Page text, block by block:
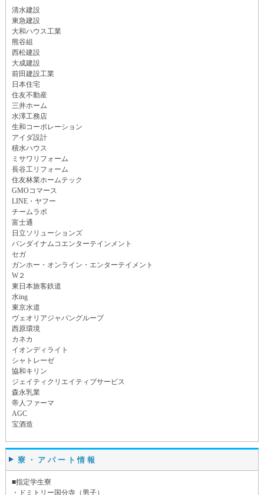
清水建設
東急建設
大和ハウス工業
熊谷組
西松建設
大成建設
前田建設工業
日本住宅
住友不動産
三井ホーム
水澤工務店
生和コーポレーション
アイダ設計
積水ハウス
ミサワリフォーム
長谷工リフォーム
住友林業ホームテック
GMOコマース
LINE・ヤフー
チームラボ
富士通
日立ソリューションズ
バンダイナムコエンターテインメント
セガ
ガンホー・オンライン・エンターテイメント
W２
東日本旅客鉄道
水ing
東京水道
ヴェオリアジャパングループ
西原環境
カネカ
イオンディライト
シャトレーゼ
協和キリン
ジェイティクリエイティブサービス
森永乳業
帝人ファーマ
AGC
宝酒造
寮・アパート情報
■指定学生寮
・ドミトリー国分寺（男子）